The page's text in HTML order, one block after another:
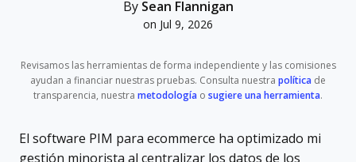
By Sean Flannigan
on Jul 9, 2026
Revisamos las herramientas de forma independiente y las comisiones
ayudan a financiar nuestras pruebas. Consulta nuestra política de
transparencia, nuestra metodología o sugiere una herramienta.
El software PIM para ecommerce ha optimizado mi
gestión minorista al centralizar los datos de los